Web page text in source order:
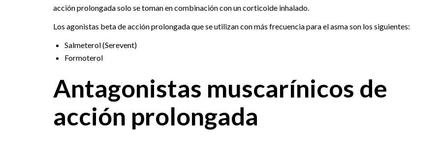
acción prolongada solo se toman en combinación con un corticoide inhalado.
Los agonistas beta de acción prolongada que se utilizan con más frecuencia para el asma son los siguientes:
Salmeterol (Serevent)
Formoterol
Antagonistas muscarínicos de
acción prolongada